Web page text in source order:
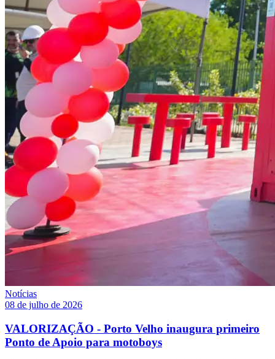
Notícias
08 de julho de 2026
VALORIZAÇÃO - Porto Velho inaugura primeiro
Ponto de Apoio para motoboys